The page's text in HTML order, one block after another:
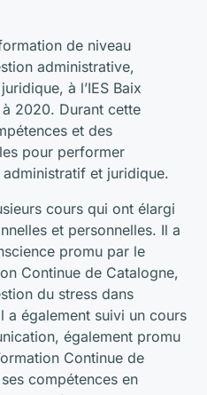
de niveau
administrative,
à l’IES Baix
2020. Durant cette
et des
pour performer
et juridique.
cours qui ont élargi
et personnelles. Il a
promu par le
Continue de Catalogne,
du stress dans
a également suivi un cours
également promu
Continue de
compétences en